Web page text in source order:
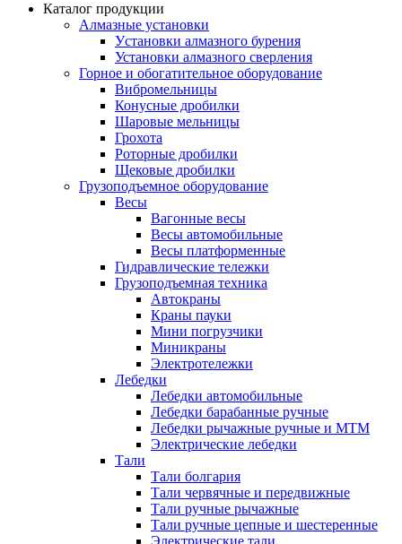
Каталог продукции
Алмазные установки
Уcтановки алмазного бурения
Установки алмазного сверления
Горное и обогатительное оборудование
Вибромельницы
Конусные дробилки
Шаровые мельницы
Грохота
Роторные дробилки
Щековые дробилки
Грузоподъемное оборудование
Весы
Вагонные весы
Весы автомобильные
Весы платформенные
Гидравлические тележки
Грузоподъемная техника
Автокраны
Краны пауки
Мини погрузчики
Миникраны
Электротележки
Лебедки
Лебедки автомобильные
Лебедки барабанные ручные
Лебедки рычажные ручные и МТМ
Электрические лебедки
Тали
Тали болгария
Тали червячные и передвижные
Тали ручные рычажные
Тали ручные цепные и шестеренные
Электрические тали